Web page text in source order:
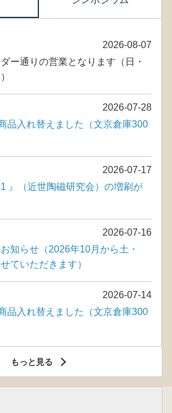
2026-08-07
ー通りの営業となります（日・
2026-07-28
入れ替えました（文京倉庫300
2026-07-17
1 』（近世陶磁研究会）の増刷が
2026-07-16
知らせ（2026年10月から土・
ていただきます）
2026-07-14
入れ替えました（文京倉庫300
もっと見る